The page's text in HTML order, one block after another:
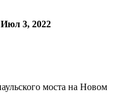
Июл 3, 2022